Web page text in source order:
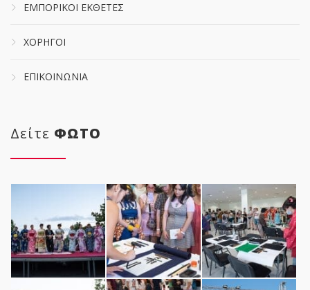
ΕΜΠΟΡΙΚΟΙ ΕΚΘΕΤΕΣ
ΧΟΡΗΓΟΙ
ΕΠΙΚΟΙΝΩΝΙΑ
Δείτε ΦΩΤΟ